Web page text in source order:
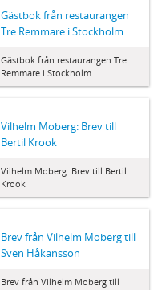
Gästbok från restaurangen
Tre Remmare i Stockholm
Gästbok från restaurangen Tre
Remmare i Stockholm
Vilhelm Moberg: Brev till
Bertil Krook
Vilhelm Moberg: Brev till Bertil
Krook
Brev från Vilhelm Moberg till
Sven Håkansson
Brev från Vilhelm Moberg till